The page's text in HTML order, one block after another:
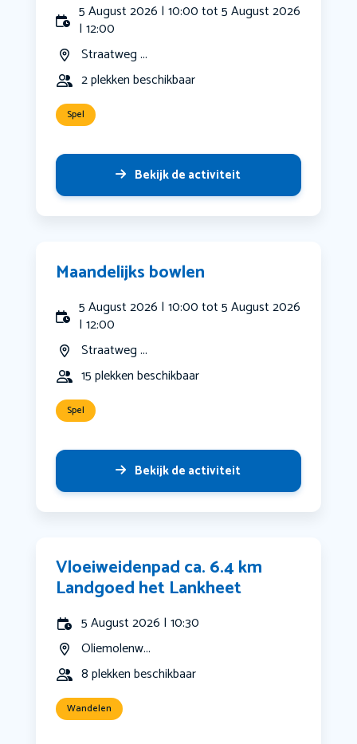
5 August 2026 | 10:00 tot 5 August 2026
| 12:00
Straatweg ...
2 plekken beschikbaar
Spel
Bekijk de activiteit
Maandelijks bowlen
5 August 2026 | 10:00 tot 5 August 2026
| 12:00
Straatweg ...
15 plekken beschikbaar
Spel
Bekijk de activiteit
Vloeiweidenpad ca. 6.4 km
Landgoed het Lankheet
5 August 2026 | 10:30
Oliemolenw...
8 plekken beschikbaar
Wandelen